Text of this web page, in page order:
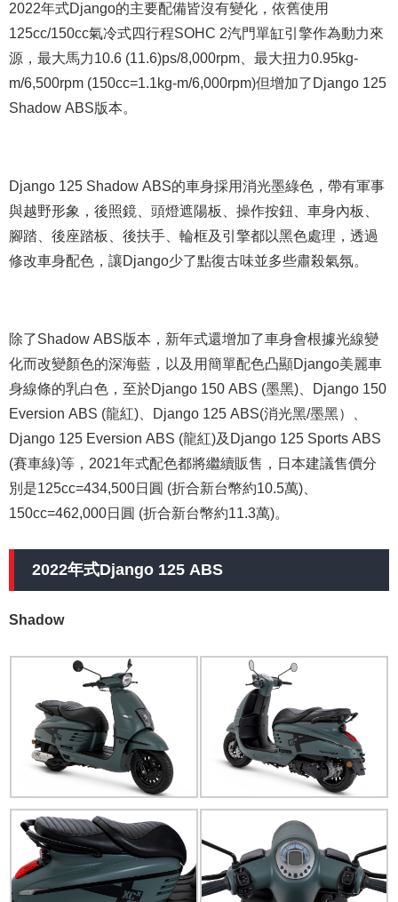
2022年式Django的主要配備皆沒有變化，依舊使用
125cc/150cc氣冷式四行程SOHC 2汽門單缸引擎作為動力來
源，最大馬力10.6 (11.6)ps/8,000rpm、最大扭力0.95kg-
m/6,500rpm (150cc=1.1kg-m/6,000rpm)但增加了Django 125
Shadow ABS版本。
Django 125 Shadow ABS的車身採用消光墨綠色，帶有軍事
與越野形象，後照鏡、頭燈遮陽板、操作按鈕、車身內板、
腳踏、後座踏板、後扶手、輪框及引擎都以黑色處理，透過
修改車身配色，讓Django少了點復古味並多些肅殺氣氛。
除了Shadow ABS版本，新年式還增加了車身會根據光線變
化而改變顏色的深海藍，以及用簡單配色凸顯Django美麗車
身線條的乳白色，至於Django 150 ABS (墨黑)、Django 150
Eversion ABS (龍紅)、Django 125 ABS(消光黑/墨黑）、
Django 125 Eversion ABS (龍紅)及Django 125 Sports ABS
(賽車綠)等，2021年式配色都將繼續販售，日本建議售價分
別是125cc=434,500日圓 (折合新台幣約10.5萬)、
150cc=462,000日圓 (折合新台幣約11.3萬)。
2022年式Django 125 ABS
Shadow